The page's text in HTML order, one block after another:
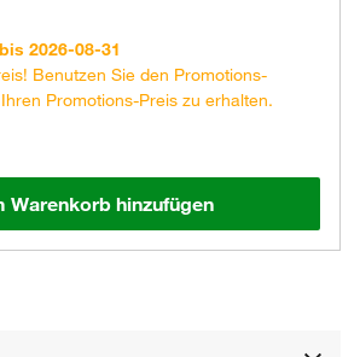
2026-08-31
Benutzen Sie den Promotions-
Promotions-Preis zu erhalten.
Warenkorb hinzufügen